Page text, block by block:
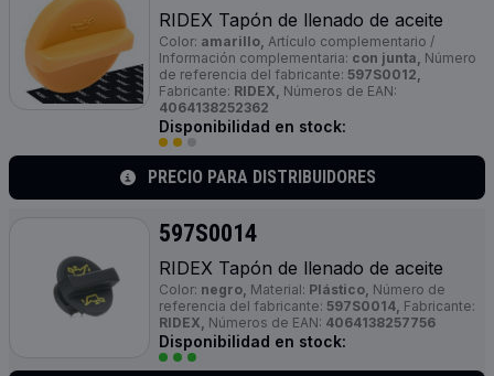
RIDEX Tapón de llenado de aceite
Color: amarillo, Artículo complementario /
Información complementaria: con junta, Número
de referencia del fabricante: 597S0012,
Fabricante: RIDEX, Números de EAN:
4064138252362
Disponibilidad en stock:
PRECIO PARA DISTRIBUIDORES
597S0014
RIDEX Tapón de llenado de aceite
Color: negro, Material: Plástico, Número de
referencia del fabricante: 597S0014, Fabricante:
RIDEX, Números de EAN: 4064138257756
Disponibilidad en stock: